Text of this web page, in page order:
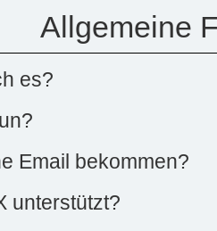
Allgemeine
es?
Email bekommen?
unterstützt?